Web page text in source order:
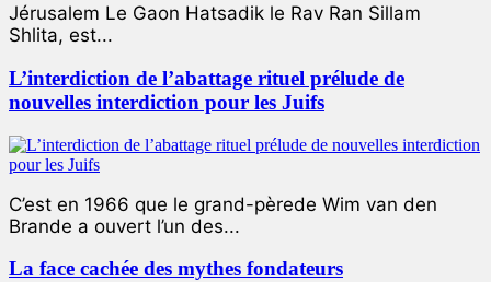
Jérusalem Le Gaon Hatsadik le Rav Ran Sillam
Shlita, est...
L’interdiction de l’abattage rituel prélude de
nouvelles interdiction pour les Juifs
C’est en 1966 que le grand-pèrede Wim van den
Brande a ouvert l’un des...
La face cachée des mythes fondateurs